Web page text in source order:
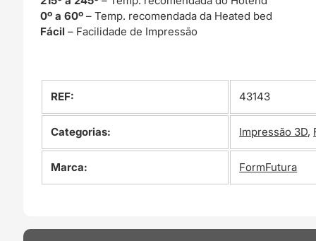
0º a 60º– Temp. recomendada da Heated bed
Fácil– Facilidade de Impressão
REF: 43143
Categorias: Impressão 3D,
Marca: FormFutura